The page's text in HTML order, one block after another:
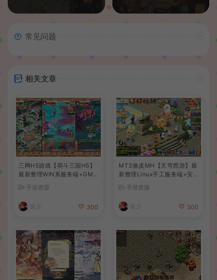
常见问题
相关文章
三网H5游戏【萌斗三国H5】
最新整理WIN系服务端+GM
后台+详细搭建教程
手游资源
波少 300
MT3换皮MH【天穹西游】最
新整理Linux手工服务端+安
卓苹果双端+GM后台+详细搭
建教程+全套源码+视频教程
手游资源
波少 300